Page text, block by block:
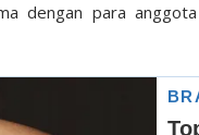
dengan para